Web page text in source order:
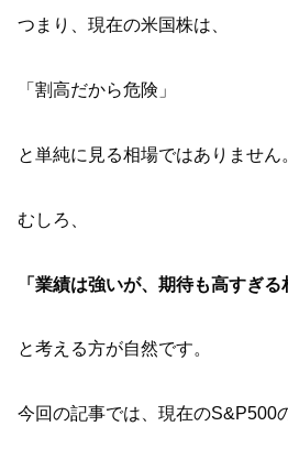
つまり、現在の米国株は、
「割高だから危険」
と単純に見る相場ではありません
むしろ、
「業績は強いが、期待も高すぎる
と考える方が自然です。
今回の記事では、現在のS&P500